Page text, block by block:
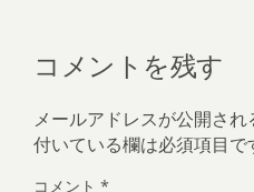
コメントを残す
メールアドレスが公開され
付いている欄は必須項目で
コメント *